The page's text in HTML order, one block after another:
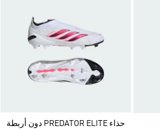
حذاء PREDATOR ELITE دون أربطة